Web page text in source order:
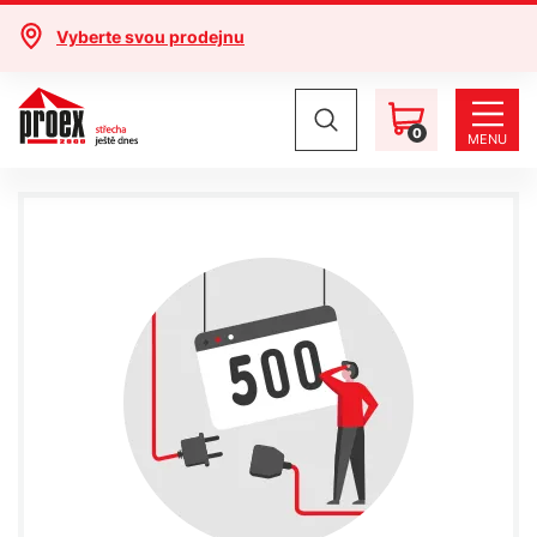
Vyberte svou prodejnu
0 MENU